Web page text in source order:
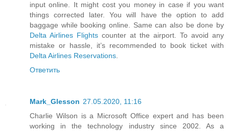
input online. It might cost you money in case if you want
things corrected later. You will have the option to add
baggage while booking online. Same can also be done by
Delta Airlines Flights counter at the airport. To avoid any
mistake or hassle, it’s recommended to book ticket with
Delta Airlines Reservations
Ответить
Mark_Glesson 27.05.2020, 11:16
Charlie Wilson is a Microsoft Office expert and has been
working in the technology industry since 2002. As a